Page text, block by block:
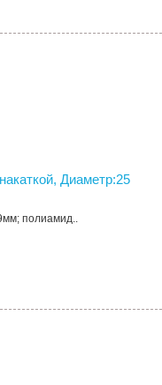
Диаметр:25
полиамид..